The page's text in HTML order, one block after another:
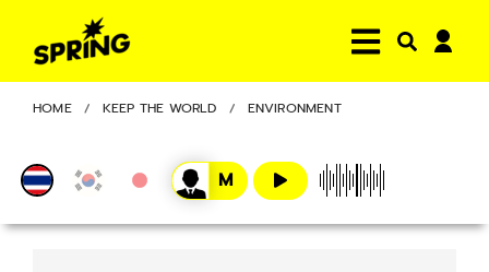
HOME KEEP THE WORLD ENVIRONMENT